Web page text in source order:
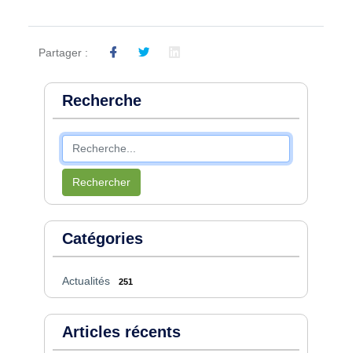
Partager :
Recherche
Rechercher
Catégories
Actualités 251
Articles récents